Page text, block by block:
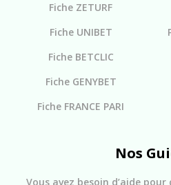
Fiche ZETURF
Fiche UNIBET
Fiche BETCLIC
Fiche GENYBET
Fiche FRANCE PARI
Nos
Vous avez besoin d’aide